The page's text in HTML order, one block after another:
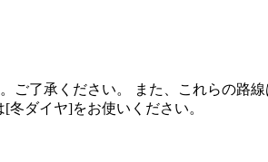
了承ください。 また、これらの路
冬ダイヤ]をお使いください。